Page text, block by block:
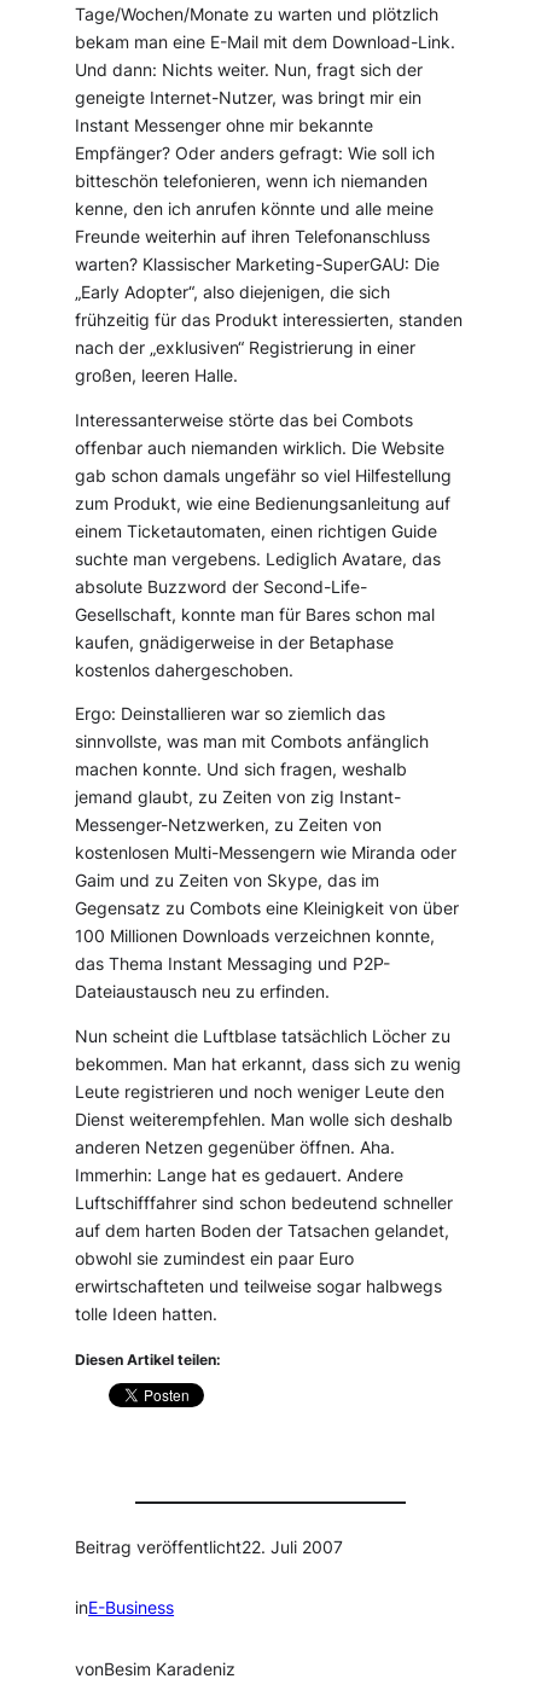
Tage/Wochen/Monate zu warten und plötzlich
bekam man eine E-Mail mit dem Download-Link.
Und dann: Nichts weiter. Nun, fragt sich der
geneigte Internet-Nutzer, was bringt mir ein
Instant Messenger ohne mir bekannte
Empfänger? Oder anders gefragt: Wie soll ich
bitteschön telefonieren, wenn ich niemanden
kenne, den ich anrufen könnte und alle meine
Freunde weiterhin auf ihren Telefonanschluss
warten? Klassischer Marketing-SuperGAU: Die
„Early Adopter“, also diejenigen, die sich
frühzeitig für das Produkt interessierten, standen
nach der „exklusiven“ Registrierung in einer
großen, leeren Halle.
Interessanterweise störte das bei Combots
offenbar auch niemanden wirklich. Die Website
gab schon damals ungefähr so viel Hilfestellung
zum Produkt, wie eine Bedienungsanleitung auf
einem Ticketautomaten, einen richtigen Guide
suchte man vergebens. Lediglich Avatare, das
absolute Buzzword der Second-Life-
Gesellschaft, konnte man für Bares schon mal
kaufen, gnädigerweise in der Betaphase
kostenlos dahergeschoben.
Ergo: Deinstallieren war so ziemlich das
sinnvollste, was man mit Combots anfänglich
machen konnte. Und sich fragen, weshalb
jemand glaubt, zu Zeiten von zig Instant-
Messenger-Netzwerken, zu Zeiten von
kostenlosen Multi-Messengern wie Miranda oder
Gaim und zu Zeiten von Skype, das im
Gegensatz zu Combots eine Kleinigkeit von über
100 Millionen Downloads verzeichnen konnte,
das Thema Instant Messaging und P2P-
Dateiaustausch neu zu erfinden.
Nun scheint die Luftblase tatsächlich Löcher zu
bekommen. Man hat erkannt, dass sich zu wenig
Leute registrieren und noch weniger Leute den
Dienst weiterempfehlen. Man wolle sich deshalb
anderen Netzen gegenüber öffnen. Aha.
Immerhin: Lange hat es gedauert. Andere
Luftschifffahrer sind schon bedeutend schneller
auf dem harten Boden der Tatsachen gelandet,
obwohl sie zumindest ein paar Euro
erwirtschafteten und teilweise sogar halbwegs
tolle Ideen hatten.
Diesen Artikel teilen:
Beitrag veröffentlicht22. Juli 2007
inE-Business
vonBesim Karadeniz